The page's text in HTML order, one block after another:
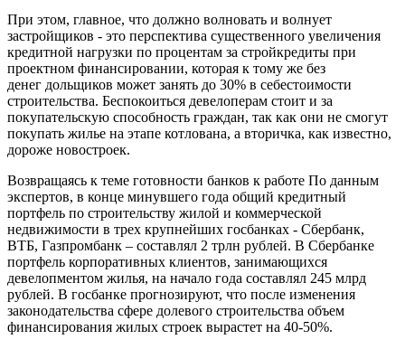
При этом, главное, что должно волновать и волнует
застройщиков - это перспектива существенного увеличения
кредитной нагрузки по процентам за стройкредиты при
проектном финансировании, которая к тому же без
денег дольщиков может занять до 30% в себестоимости
строительства. Беспокоиться девелоперам стоит и за
покупательскую способность граждан, так как они не смогут
покупать жилье на этапе котлована, а вторичка, как известно,
дороже новостроек.
Возвращаясь к теме готовности банков к работе По данным
экспертов, в конце минувшего года общий кредитный
портфель по строительству жилой и коммерческой
недвижимости в трех крупнейших госбанках - Сбербанк,
ВТБ, Газпромбанк – составлял 2 трлн рублей. В Сбербанке
портфель корпоративных клиентов, занимающихся
девелопментом жилья, на начало года составлял 245 млрд
рублей. В госбанке прогнозируют, что после изменения
законодательства сфере долевого строительства объем
финансирования жилых строек вырастет на 40-50%.